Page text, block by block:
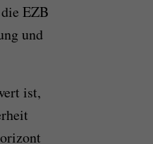
EZB
und
ist,